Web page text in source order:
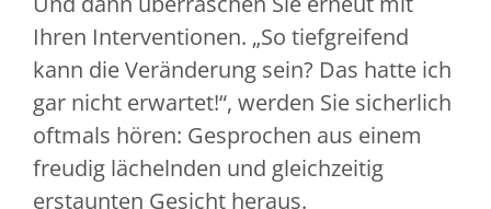
Ihren Interventionen. „So tiefgreifend
kann die Veränderung sein? Das hatte ich
gar nicht erwartet!“, werden Sie sicherlich
oftmals hören: Gesprochen aus einem
freudig lächelnden und gleichzeitig
erstaunten Gesicht heraus.